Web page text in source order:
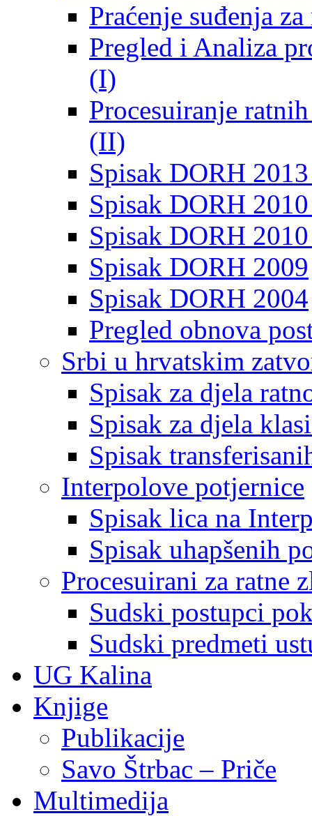
Praćenje suđenja
Pregled i Analiza
(I)
Procesuiranje
(II)
Spisak DORH
Spisak DORH
Spisak DORH
Spisak DORH 2009
Spisak DORH 2004
Pregled obnova
Srbi u hrvatskim
Spisak za djela
Spisak za djela
Spisak
Interpolove potjernice
Spisak lica na
Spisak uhapšenih
Procesuirani za ratne
Sudski postupci
Sudski predmeti
UG Kalina
Knjige
Publikacije
Savo Štrbac – Priče
Multimedija